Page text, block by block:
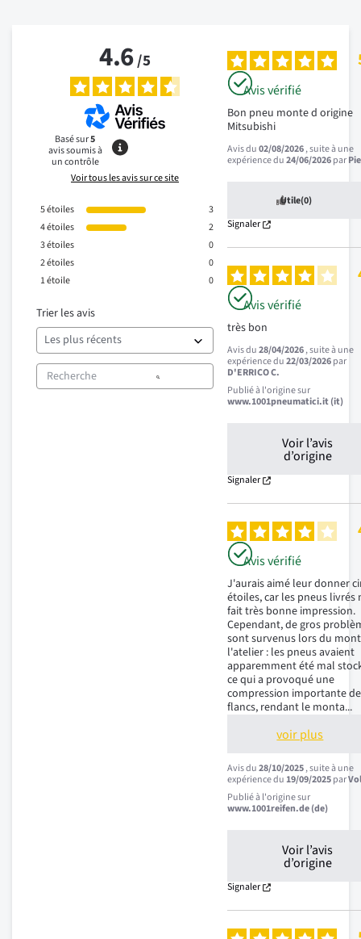
4.6/5
Basé sur5
avis soumis à
un contrôle
Voir tous les avis sur ce site
5étoiles
3
4étoiles
2
3étoiles
0
2étoiles
0
1étoile 0
Trier les avis
Avis vérifié
Bon pneu monte d origine
Mitsubishi
Avis du02/08/2026, suite à une
expérience du24/06/2026par
Utile(0)
Signaler
Avis vérifié
très bon
Avis du28/04/2026, suite à une
expérience du22/03/2026par
D'ERRICO C.
Publié à l'origine sur
www.1001pneumatici.it (it)
Voir l’avis
d’origine
Signaler
Avis vérifié
J'aurais aimé leur donner
étoiles, car les pneus
fait très bonne impression.
Cependant, de gros
sont survenus lors du
l'atelier : les pneus avaient
apparemment été mal
ce qui a provoqué une
compression importante
flancs, rendant le monta...
voir plus
Avis du28/10/2025, suite à une
expérience du19/09/2025par
Publié à l'origine sur
www.1001reifen.de (de)
Voir l’avis
d’origine
Signaler